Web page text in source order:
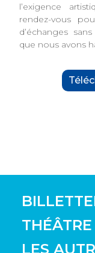
l’exigence
rendez-vous
d’échanges
que nous avons
LES